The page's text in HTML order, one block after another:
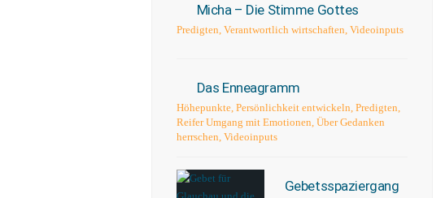
Micha – Die Stimme Gottes
Predigten Verantwortlich wirtschaften Videoinputs
Das Enneagramm
Höhepunkte, Persönlichkeit entwickeln Predigten
Reifer Umgang mit Emotionen Über Gedanken
herrschen Videoinputs
Gebetsspaziergang